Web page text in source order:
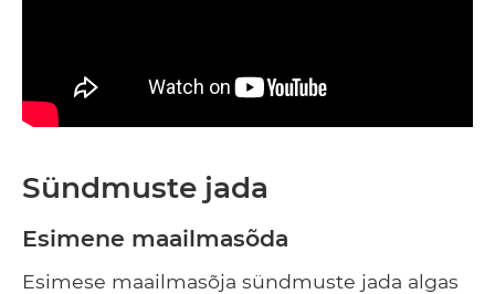
Sündmuste jada
Esimene maailmasõda
Esimese maailmasõja sündmuste jada algas